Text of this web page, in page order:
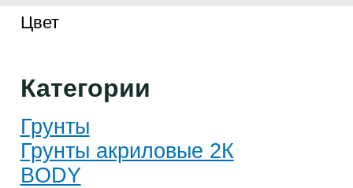
Цвет
Категории
Грунты
Грунты акриловые 2К
BODY